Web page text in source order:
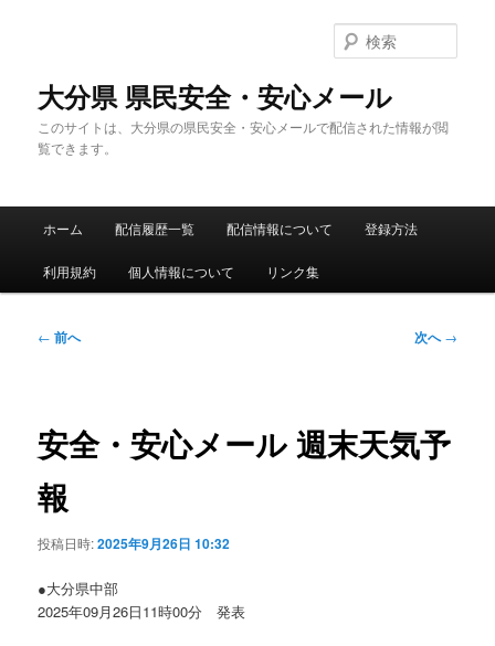
大分県 県民安全・安心メール
このサイトは、大分県の県民安全・安心メールで配信された情報が閲
覧できます。
索
メ
ホーム 配信履歴一覧 配信情報について 登録方法
利用規約 個人情報について リンク集
投
ゲ
ー
ョ
ン
← 前へ 次へ→
安全・安心メール 週末天気予
報
投稿日時:2025年9月26日 10:32
●大分県中部
2025年09月26日11時00分 発表